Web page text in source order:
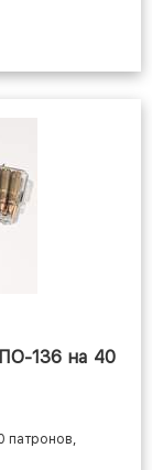
136 на 40
патронов,